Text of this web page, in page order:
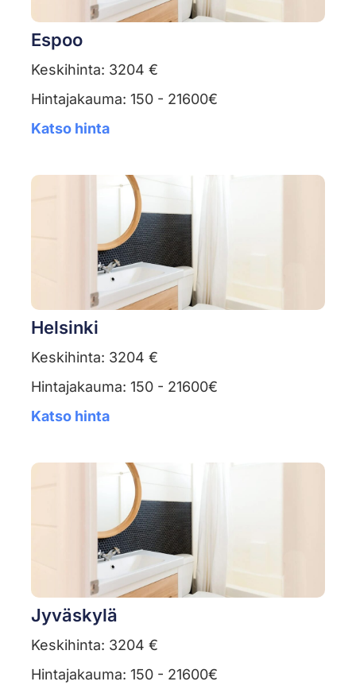
Espoo
Keskihinta: 3204 €
Hintajakauma: 150 - 21600€
Katso hinta
Helsinki
Keskihinta: 3204 €
Hintajakauma: 150 - 21600€
Katso hinta
Jyväskylä
Keskihinta: 3204 €
Hintajakauma: 150 - 21600€